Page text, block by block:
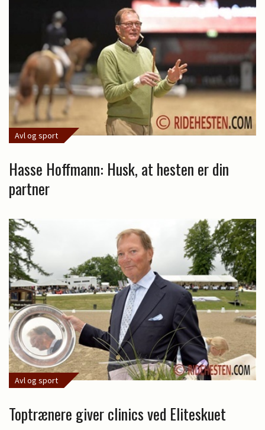
Avl og sport
Hasse Hoffmann: Husk, at hesten er din
partner
Avl og sport
Toptrænere giver clinics ved Eliteskuet